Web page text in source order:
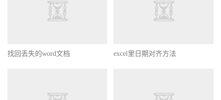
找回丢失的word文档 excel里日期对齐方法